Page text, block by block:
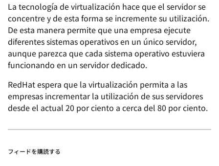
La tecnología de virtualización hace que el servidor se
concentre y de esta forma se incremente su utilización.
De esta manera permite que una empresa ejecute
diferentes sistemas operativos en un único servidor,
aunque parezca que cada sistema operativo estuviera
funcionando en un servidor dedicado.
RedHat espera que la virtualización permita a las
empresas incrementar la utilización de sus servidores
desde el actual 20 por ciento a cerca del 80 por ciento.
フィードを購読する